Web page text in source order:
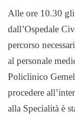
Alle ore 10.30 gli
dall’Ospedale
percorso
al personale
Policlinico
procedere
alla Specialità è